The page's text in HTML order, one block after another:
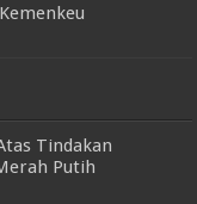
Tindakan
Putih